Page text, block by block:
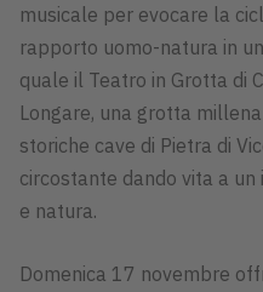
musicale per evocare la
rapporto uomo-natura in
quale il Teatro in Grotta di
Longare, una grotta
storiche cave di Pietra di
circostante dando vita a
e natura.
Domenica 17 novembre